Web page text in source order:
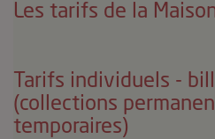
Les tarifs de la
Tarifs individuels -
(collections
temporaires)